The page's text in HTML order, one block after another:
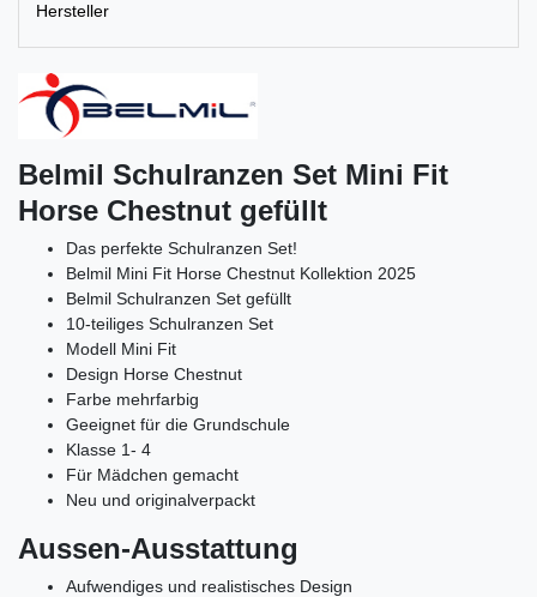
Hersteller
Belmil Schulranzen Set Mini Fit
Horse Chestnut gefüllt
Das perfekte Schulranzen Set!
Belmil Mini Fit Horse Chestnut Kollektion 2025
Belmil Schulranzen Set gefüllt
10-teiliges Schulranzen Set
Modell Mini Fit
Design Horse Chestnut
Farbe mehrfarbig
Geeignet für die Grundschule
Klasse 1- 4
Für Mädchen gemacht
Neu und originalverpackt
Aussen-Ausstattung
Aufwendiges und realistisches Design